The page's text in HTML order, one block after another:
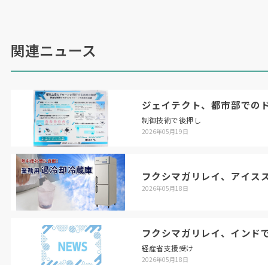
関連ニュース
ジェイテクト、都市部での
制御技術で後押し
2026年05月19日
フクシマガリレイ、アイス
2026年05月18日
フクシマガリレイ、インド
経産省支援受け
2026年05月18日